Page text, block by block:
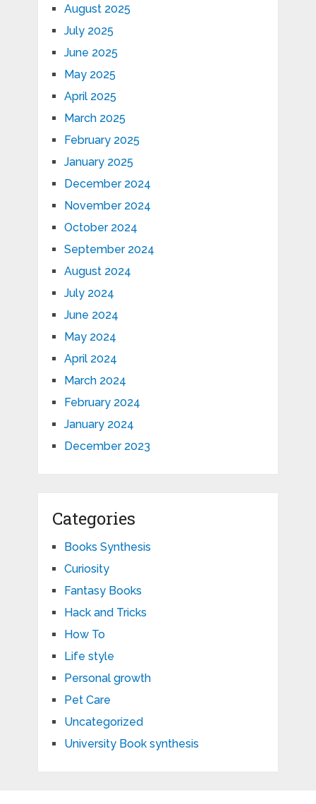
August 2025
July 2025
June 2025
May 2025
April 2025
March 2025
February 2025
January 2025
December 2024
November 2024
October 2024
September 2024
August 2024
July 2024
June 2024
May 2024
April 2024
March 2024
February 2024
January 2024
December 2023
Categories
Books Synthesis
Curiosity
Fantasy Books
Hack and Tricks
How To
Life style
Personal growth
Pet Care
Uncategorized
University Book synthesis